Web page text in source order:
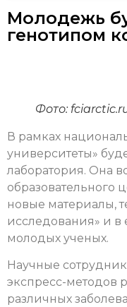
Молодежь
генотипом
Фото:
В рамках
университеты»
лаборатория. Она
образовательного
новые материалы,
исследования» и в
молодых ученых.
Научные
экспресс-методов
различных